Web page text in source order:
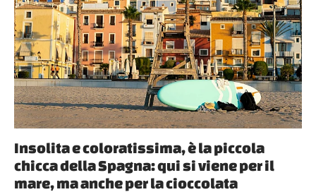
Insolita e coloratissima, è la piccola
chicca della Spagna: qui si viene per il
mare, ma anche per la cioccolata